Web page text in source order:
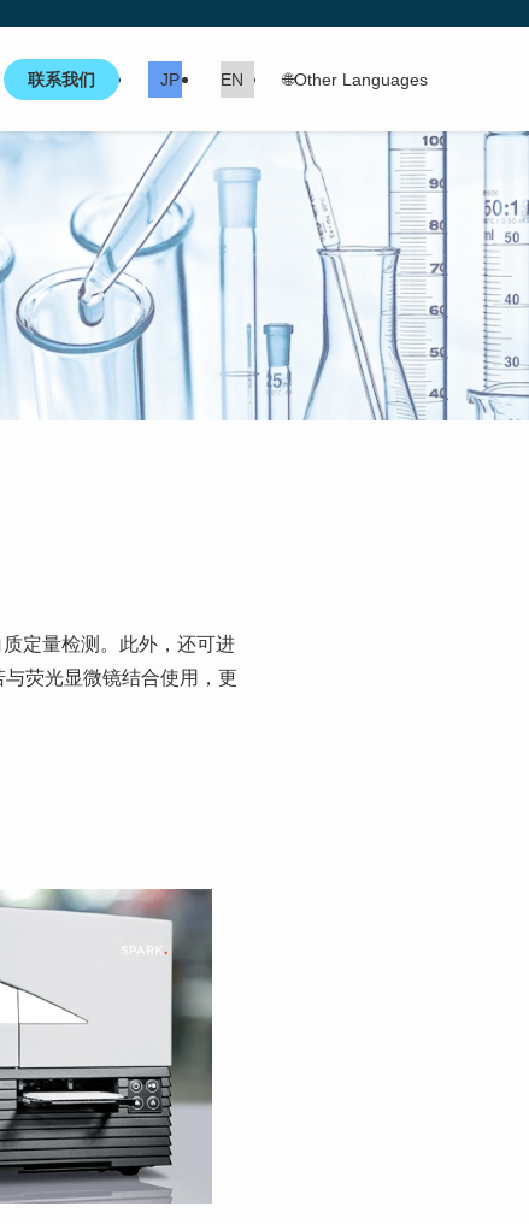
联系我们 JP EN 🌐Other Languages
定量检测。此外，还可进
荧光显微镜结合使用，更